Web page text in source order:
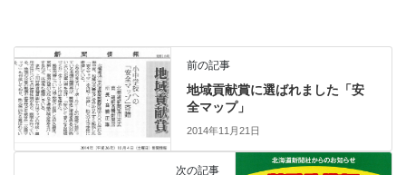
前の記事
地域貢献賞に選ばれました「安
全マップ」
2014年11月21日
次の記事